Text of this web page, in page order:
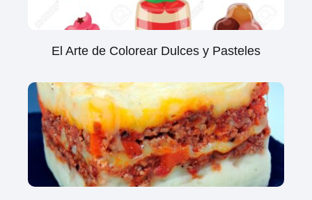
El Arte de Colorear Dulces y Pasteles